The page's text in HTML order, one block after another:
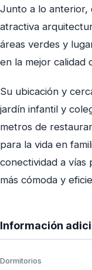
Junto a lo
atractiva
áreas verdes y
en la mejor calidad
Su ubicación y
jardín infantil y
metros de
para la vida en
conectividad a vías
más cómoda y
Información
Dormitorios